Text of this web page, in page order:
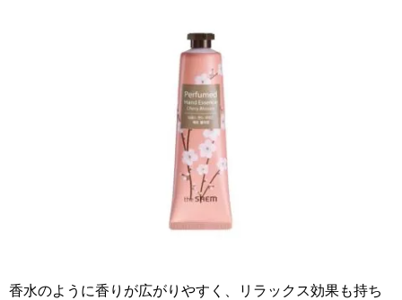
香水のように香りが広がりやすく、リラックス効果も持ち